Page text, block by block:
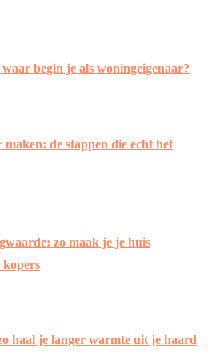
begin je als woningeigenaar?
de stappen die echt het
zo maak je je huis
haal je langer warmte uit je haard